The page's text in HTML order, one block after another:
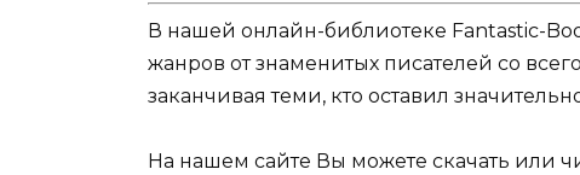
В нашей онлайн-библиотеке Fantastic-
жанров от знаменитых писателей со
заканчивая теми, кто оставил
На нашем сайте Вы можете скачать или